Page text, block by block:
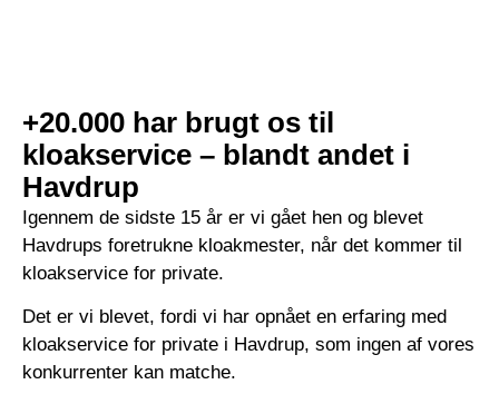
+20.000 har brugt os til
kloakservice – blandt andet i
Havdrup
Igennem de sidste 15 år er vi gået hen og blevet
Havdrups foretrukne kloakmester, når det kommer til
kloakservice for private.
Det er vi blevet, fordi vi har opnået en erfaring med
kloakservice for private i Havdrup, som ingen af vores
konkurrenter kan matche.